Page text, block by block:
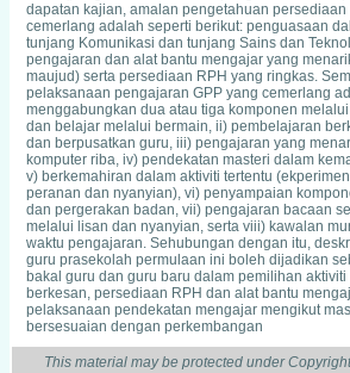
dapatan kajian, amalan pengetahuan
cemerlang adalah seperti berikut: penguasaan
tunjang Komunikasi dan tunjang Sains dan
pengajaran dan alat bantu mengajar yang
maujud) serta persediaan RPH yang ringkas.
pelaksanaan pengajaran GPP yang cemerlang
menggabungkan dua atau tiga komponen
dan belajar melalui bermain, ii) pembelajaran
dan berpusatkan guru, iii) pengajaran yang
komputer riba, iv) pendekatan masteri dalam
v) berkemahiran dalam aktiviti tertentu
peranan dan nyanyian), vi) penyampaian
dan pergerakan badan, vii) pengajaran bacaan
melalui lisan dan nyanyian, serta viii) kawalan
waktu pengajaran. Sehubungan dengan itu,
guru prasekolah permulaan ini boleh dijadikan
bakal guru dan guru baru dalam pemilihan
berkesan, persediaan RPH dan alat bantu
pelaksanaan pendekatan mengajar mengikut
bersesuaian dengan perkembangan
This material may be protected under